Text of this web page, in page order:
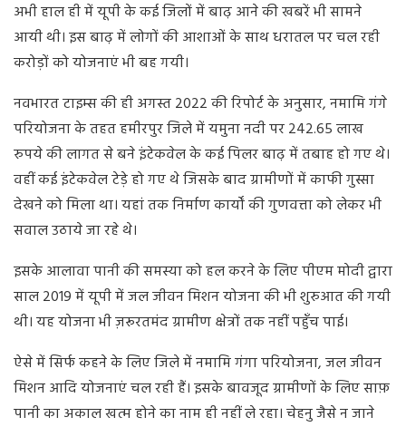
अभी हाल ही में यूपी के कई जिलों में बाढ़ आने की खबरें भी सामने
आयी थी। इस बाढ़ में लोगों की आशाओं के साथ धरातल पर चल रही
करोड़ों को योजनाएं भी बह गयी।
नवभारत टाइम्स की ही अगस्त 2022 की रिपोर्ट के अनुसार, नमामि गंगे
परियोजना के तहत हमीरपुर जिले में यमुना नदी पर 242.65 लाख
रुपये की लागत से बने इंटेकवेल के कई पिलर बाढ़ में तबाह हो गए थे।
वहीं कई इंटेकवेल टेड़े हो गए थे जिसके बाद ग्रामीणों में काफी गुस्सा
देखने को मिला था। यहां तक निर्माण कार्यों की गुणवत्ता को लेकर भी
सवाल उठाये जा रहे थे।
इसके आलावा पानी की समस्या को हल करने के लिए पीएम मोदी द्वारा
साल 2019 में यूपी में जल जीवन मिशन योजना की भी शुरुआत की गयी
थी। यह योजना भी ज़रूरतमंद ग्रामीण क्षेत्रों तक नहीं पहुँच पाई।
ऐसे में सिर्फ कहने के लिए जिले में नमामि गंगा परियोजना, जल जीवन
मिशन आदि योजनाएं चल रही हैं। इसके बावजूद ग्रामीणों के लिए साफ़
पानी का अकाल खत्म होने का नाम ही नहीं ले रहा। चेहनु जैसे न जाने